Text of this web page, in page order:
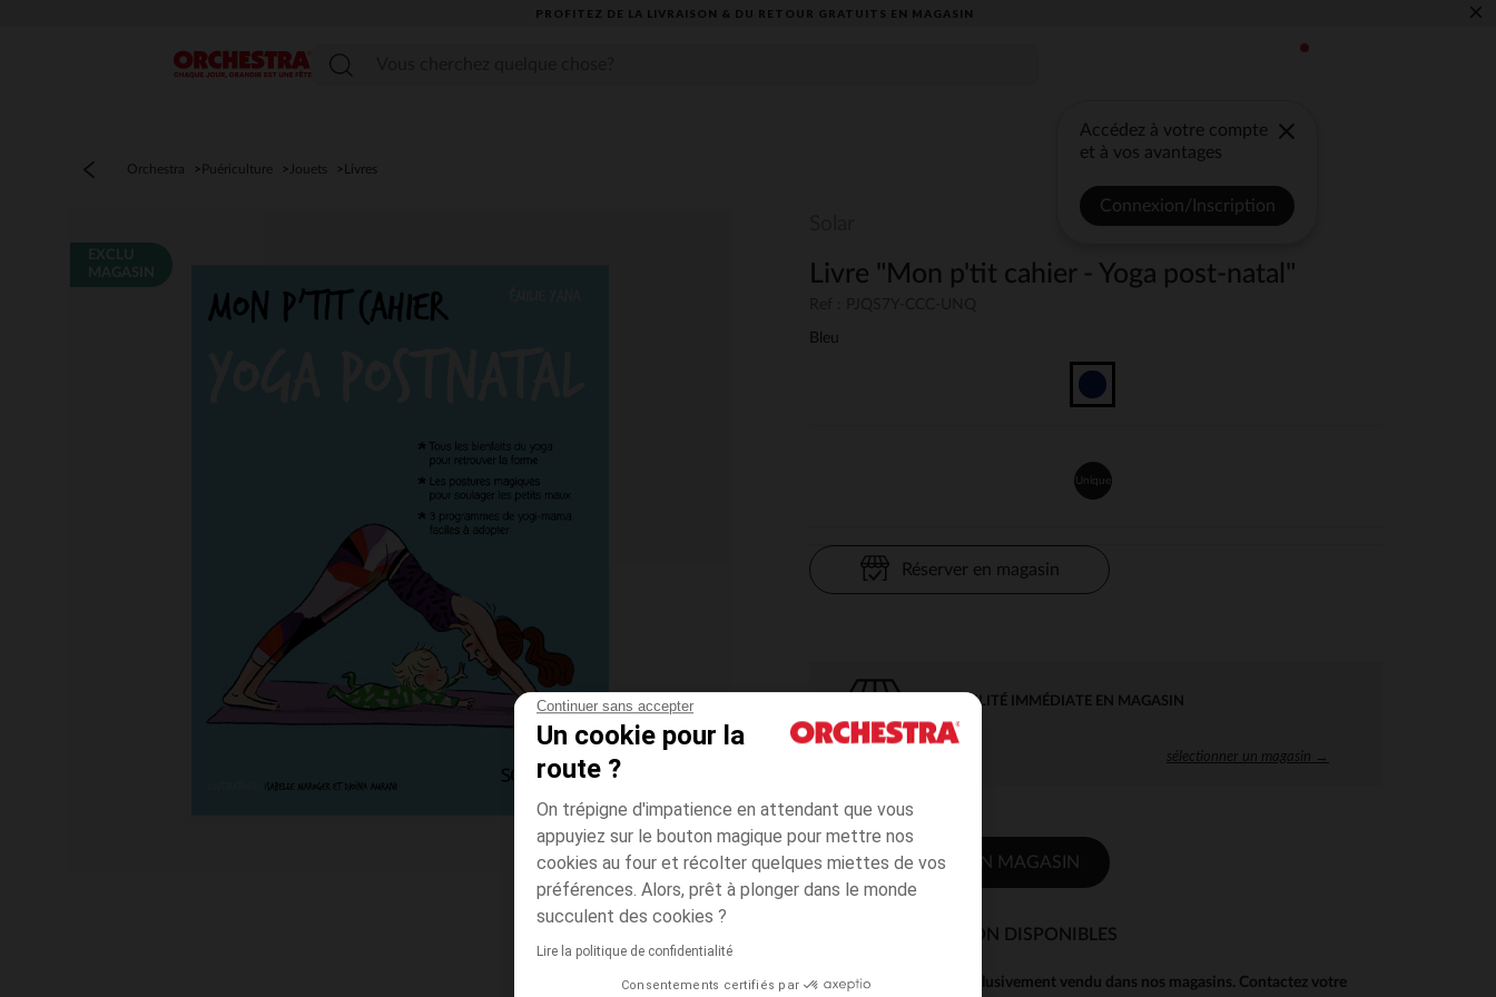
Continuer sans accepter
Un cookie pour la
route ?
On trépigne d'impatience en attendant que vous
appuyiez sur le bouton magique pour mettre nos
cookies au four et récolter quelques miettes de vos
préférences. Alors, prêt à plonger dans le monde
succulent des cookies ?
Lire la politique de confidentialité
Consentements certifiés par
PROFITEZ DE LA LIVRAISON & DU RETOUR GRATUITS EN MAGASIN​ ×
Menu
Accédez à votre compte
et à vos avantages
Connexion/Inscription
Orchestra Puériculture Jouets Livres
EXCLU
MAGASIN
Livre "Mon p'tit cahier - Yoga post-natal"
Bleu
Unique
Réserver en magasin
DISPONIBILITÉ IMMÉDIATE EN MAGASIN
sélectionner un magasin →
CONTACTER MON MAGASIN
MODES DE LIVRAISON DISPONIBLES
Ce produit est exclusivement vendu dans nos magasins. Contactez votre